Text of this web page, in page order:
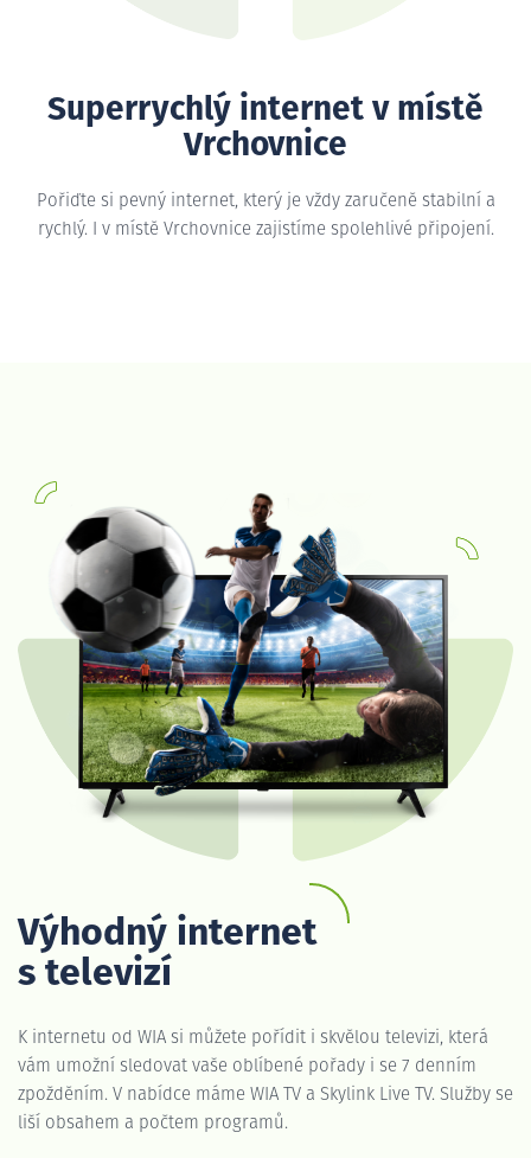
Superrychlý internet v místě
Vrchovnice
Pořiďte si pevný internet, který je vždy zaručeně stabilní a
rychlý. I v místě Vrchovnice zajistíme spolehlivé připojení.
Výhodný internet
s televizí
K internetu od WIA si můžete pořídit i skvělou televizi, která
vám umožní sledovat vaše oblíbené pořady i se 7 denním
zpožděním. V nabídce máme WIA TV a Skylink Live TV. Služby se
liší obsahem a počtem programů.